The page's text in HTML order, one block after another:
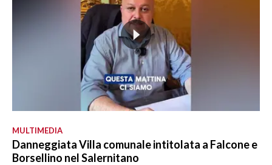
MULTIMEDIA
Danneggiata Villa comunale intitolata a Falcone e
Borsellino nel Salernitano